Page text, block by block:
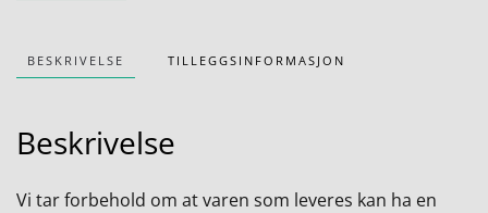
BESKRIVELSE TILLEGGSINFORMASJON
Beskrivelse
Vi tar forbehold om at varen som leveres kan ha en